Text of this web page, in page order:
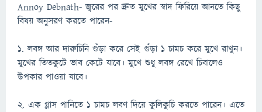
Annoy Debnath- জ্বরের পর দ্রুত মুখের স্বাদ ফিরিয়ে আনতে কিছু
বিষয় অনুসরণ করতে পারেন-
১. লবঙ্গ আর দারুচিনি গুঁড়া করে সেই গুঁড়া ১ চামচ করে মুখে রাখুন।
মুখের তিতকুটে ভাব কেটে যাবে। মুখে শুধু লবঙ্গ রেখে চিবালেও
উপকার পাওয়া যাবে।
২. এক গ্লাস পানিতে ১ চামচ লবণ দিয়ে কুলিকুচি করতে পারেন। এতে